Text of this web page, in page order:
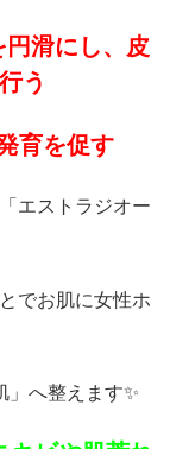
滑にし、皮
う
育を促す
エストラジオー
でお肌に女性ホ
」へ整えます✨